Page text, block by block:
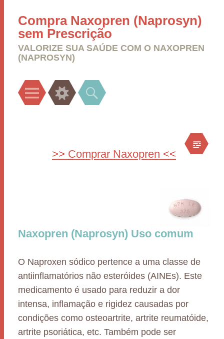
Compra Naxopren (Naprosyn)
sem Prescrição
VALORIZE SUA SAÚDE COM O NAXOPREN
(NAPROSYN)
Menu Widgets Search
>> Comprar Naxopren <<
Naxopren (Naprosyn) Uso comum
O Naproxen sódico pertence a uma classe de
antiinflamatórios não esteróides (AINEs). Este
medicamento é usado para reduzir a dor
intensa, inflamação e rigidez causadas por
condições como osteoartrite, artrite reumatóide,
artrite psoriática, etc. Também pode ser